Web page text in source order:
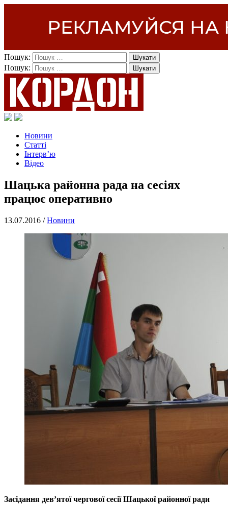
Пошук:
Пошук:
Новини
Статті
Інтерв’ю
Відео
Шацька районна рада на сесіях
працює оперативно
13.07.2016 /Новини
Засідання дев’ятої чергової сесії Шацької районної ради